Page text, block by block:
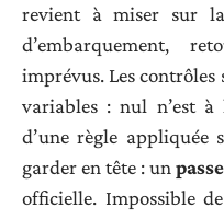
revient à miser sur
d’embarquement,
imprévus. Les
variables : nul n’est
d’une règle appliquée
garder en tête : un
officielle. Impossible